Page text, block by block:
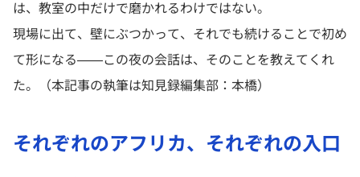
は、教室の中だけで磨かれるわけではない。
現場に出て、壁にぶつかって、それでも続けることで初め
て形になる——この夜の会話は、そのことを教えてくれ
た。（本記事の執筆は知見録編集部：本橋）
それぞれのアフリカ、それぞれの入口